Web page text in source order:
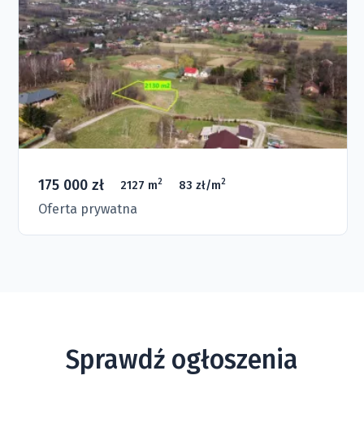
175 000 zł 2127 m2 83 zł/m2
Oferta prywatna
Sprawdź ogłoszenia